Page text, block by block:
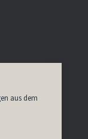
aus dem